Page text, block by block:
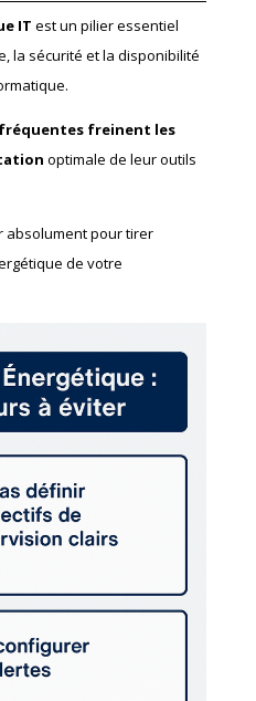
IT est un pilier essentiel
la sécurité et la disponibilité
freinent les
optimale de leur outils
absolument pour tirer
de votre